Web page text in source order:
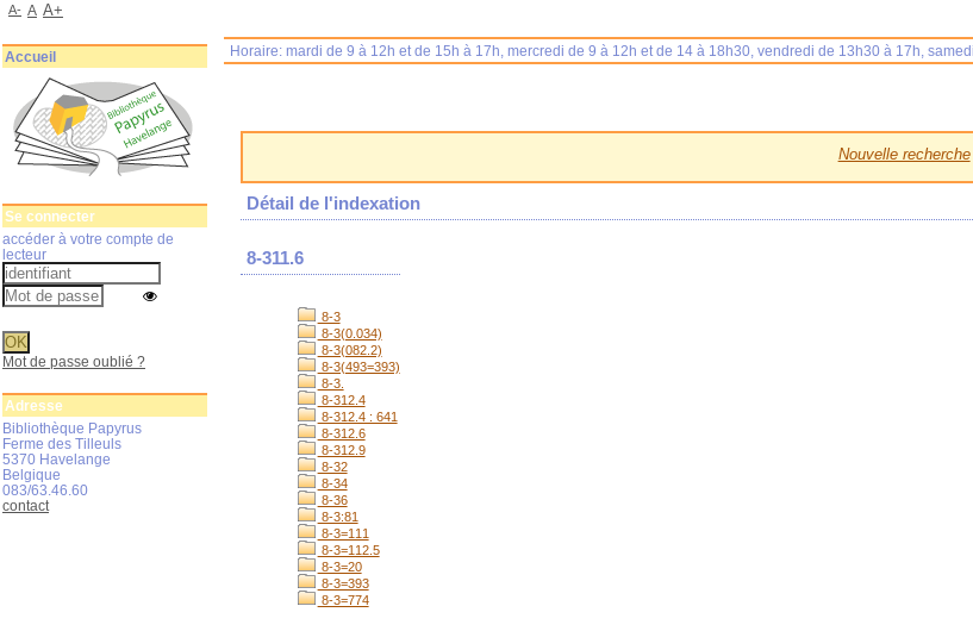
Nouvelle recherche
Détail de l'indexation
8-311.6
8-3
8-3(0.034)
8-3(082.2)
8-3(493=393)
8-3.
8-312.4
8-312.4 : 641
8-312.6
8-312.9
8-32
8-34
8-36
8-3:81
8-3=111
8-3=112.5
8-3=20
8-3=393
8-3=774
Horaire: mardi de 9 à 12h et de 15h à 17h, mercredi de 9 à 12h et de 14 à 18h30, vendredi de 13h30 à 17h,
A- A A+
Accueil
Se connecter
accéder à votre compte de
lecteur
Mot de passe oublié ?
Adresse
Bibliothèque Papyrus
Ferme des Tilleuls
5370 Havelange
Belgique
083/63.46.60
contact